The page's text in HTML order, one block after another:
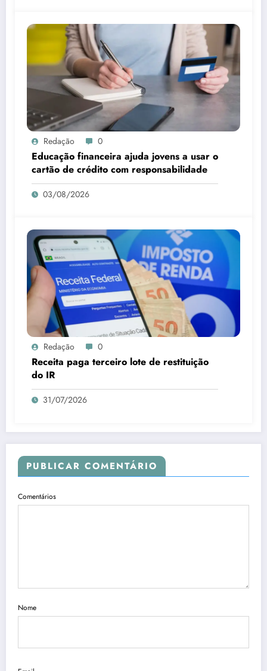
Redação 0
Educação financeira ajuda jovens a usar o
cartão de crédito com responsabilidade
03/08/2026
Redação 0
Receita paga terceiro lote de restituição
do IR
31/07/2026
PUBLICAR COMENTÁRIO
Comentários
Nome